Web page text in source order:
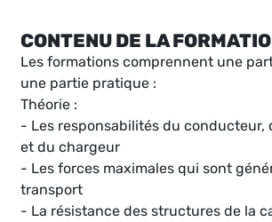
CONTENU DE LA
Les formations comprennent une
une partie pratique :
Théorie :
- Les responsabilités du conducteur,
et du chargeur
- Les forces maximales qui sont
transport
- La résistance des structures de la